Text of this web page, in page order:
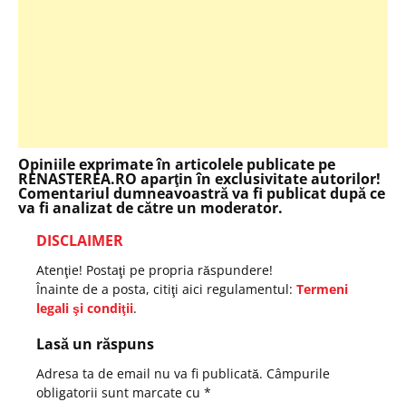
Opiniile exprimate în articolele publicate pe
RENASTEREA.RO aparţin în exclusivitate autorilor!
Comentariul dumneavoastră va fi publicat după ce
va fi analizat de către un moderator.
DISCLAIMER
Atenţie! Postaţi pe propria răspundere!
Înainte de a posta, citiţi aici regulamentul: Termeni
legali şi condiţii.
Lasă un răspuns
Adresa ta de email nu va fi publicată. Câmpurile
obligatorii sunt marcate cu *